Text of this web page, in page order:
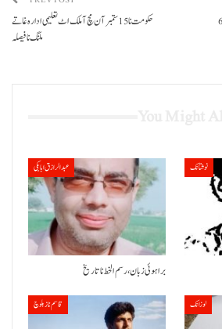
حکومت نا 15 ستمبر آن مچ آ ملک اٹ تعلیمی ادارہ غاتے
ملنگ نا فیصلہ
عبدالرازق ابابکی
براہوئی زبان ،رسم الخط نا تاریخ
نوشتانک
قاسم ناز بلوچ لوزانک